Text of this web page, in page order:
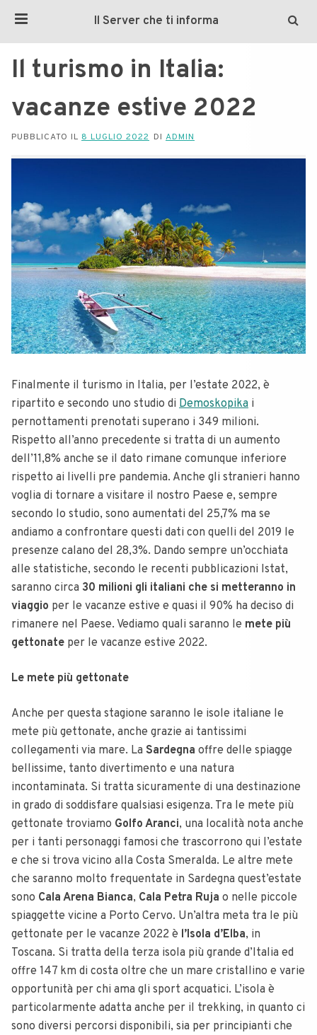
Il Server che ti informa
Il turismo in Italia:
vacanze estive 2022
PUBBLICATO IL 8 LUGLIO 2022 DI ADMIN
Finalmente il turismo in Italia, per l’estate 2022, è
ripartito e secondo uno studio di Demoskopika i
pernottamenti prenotati superano i 349 milioni.
Rispetto all’anno precedente si tratta di un aumento
dell’11,8% anche se il dato rimane comunque inferiore
rispetto ai livelli pre pandemia. Anche gli stranieri hanno
voglia di tornare a visitare il nostro Paese e, sempre
secondo lo studio, sono aumentati del 25,7% ma se
andiamo a confrontare questi dati con quelli del 2019 le
presenze calano del 28,3%. Dando sempre un’occhiata
alle statistiche, secondo le recenti pubblicazioni Istat,
saranno circa 30 milioni gli italiani che si metteranno in
viaggio per le vacanze estive e quasi il 90% ha deciso di
rimanere nel Paese. Vediamo quali saranno le mete più
gettonate per le vacanze estive 2022.
Le mete più gettonate
Anche per questa stagione saranno le isole italiane le
mete più gettonate, anche grazie ai tantissimi
collegamenti via mare. La Sardegna offre delle spiagge
bellissime, tanto divertimento e una natura
incontaminata. Si tratta sicuramente di una destinazione
in grado di soddisfare qualsiasi esigenza. Tra le mete più
gettonate troviamo Golfo Aranci, una località nota anche
per i tanti personaggi famosi che trascorrono qui l’estate
e che si trova vicino alla Costa Smeralda. Le altre mete
che saranno molto frequentate in Sardegna quest’estate
sono Cala Arena Bianca, Cala Petra Ruja o nelle piccole
spiaggette vicine a Porto Cervo. Un’altra meta tra le più
gettonate per le vacanze 2022 è l’Isola d’Elba, in
Toscana. Si tratta della terza isola più grande d’Italia ed
offre 147 km di costa oltre che un mare cristallino e varie
opportunità per chi ama gli sport acquatici. L’isola è
particolarmente adatta anche per il trekking, in quanto ci
sono diversi percorsi disponibili, sia per principianti che